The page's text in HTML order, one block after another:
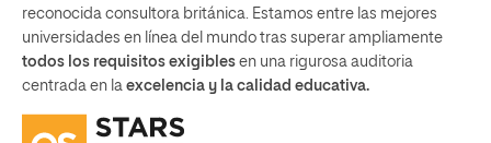
reconocida consultora británica. Estamos entre las mejores
universidades en línea del mundo tras superar ampliamente
todos los requisitos exigibles en una rigurosa auditoria
centrada en la excelencia y la calidad educativa.